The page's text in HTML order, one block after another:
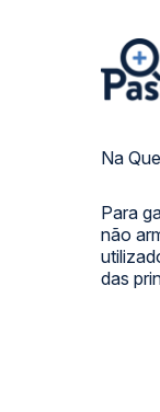
Na
Para
não
das